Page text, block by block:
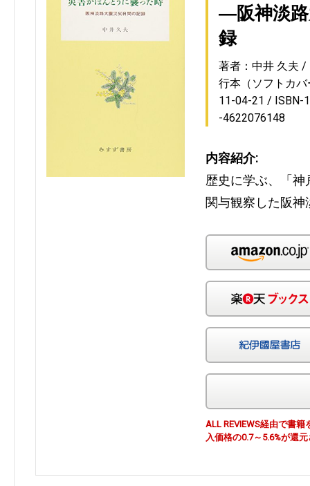
―阪神淡路
録
著者：中井 久夫
行本（ソフトカ
11-04-21
ISBN-
-4622076148
内容紹介:
歴史に学ぶ、「
関与観察した阪
ALL REVIEWS経由で書
入価格の0.7～5.6%が還